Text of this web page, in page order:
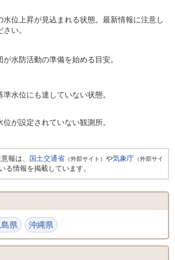
水位上昇が見込まれる状態。最新情報に注意し
い。
が水防活動の準備を始める目安。
準水位にも達していない状態。
位が設定されていない観測所。
報は、 国土交通省 （外部サイト） や気象庁 （外部サイ
る情報を掲載しています。
県 沖縄県